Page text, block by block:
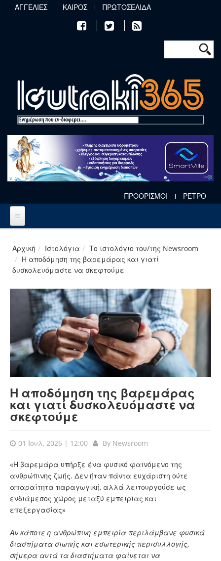
Παράκαμψη προς το κυρίως περιεχόμενο
ΑΓΓΕΛΙΕΣ ΚΑΙΡΟΣ ΠΡΩΤΟΣΕΛΙΔΑ
Φόρμα
Αναζήτηση
ΠΡΟΟΡΙΣΜΟΙ ΡΕΤΡΟ
Αρχική Ιστολόγια
Το ιστολόγιο του/της Newsroom
Η αποδόμηση της βαρεμάρας και γιατί
δυσκολευόμαστε να σκεφτούμε
Η αποδόμηση της βαρεμάρας
και γιατί δυσκολευόμαστε να
σκεφτούμε
01 Ιουλ, 2026 | 12:00 By Newsroom
«Η βαρεμάρα υπήρξε ένα φυσικό φαινόμενο της
ανθρώπινης ζωής. Δεν ήταν πάντα ευχάριστη ούτε
απαραίτητα παραγωγική, αλλά λειτουργούσε ως
ενδιάμεσος χώρος μεταξύ εμπειρίας και
επεξεργασίας»
Αν κάποτε η ανθρώπινη εμπειρία περιλάμβανε φυσικά
διαστήματα σιωπής και εσωτερικής περισυλλογής,
σήμερα αυτά τα διαστήματα φαίνεται να